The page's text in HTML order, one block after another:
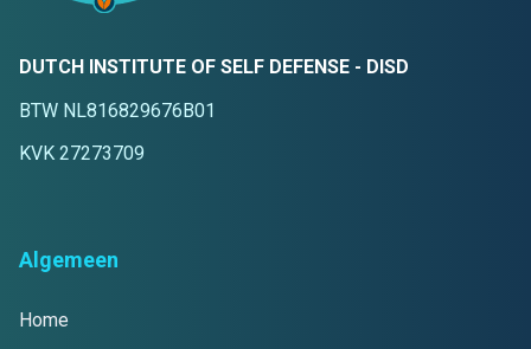
DUTCH INSTITUTE OF SELF DEFENSE - DISD
BTW NL816829676B01
KVK 27273709
Algemeen
Home